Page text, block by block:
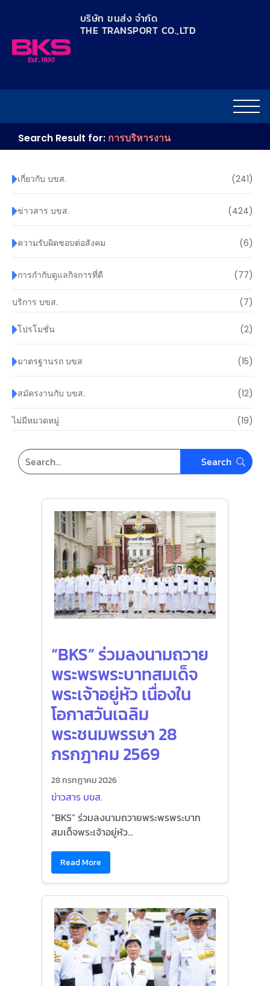
บริษัท ขนส่ง จำกัด
THE TRANSPORT CO.,LTD​
Search Result for: การบริหารงาน
เกี่ยวกับ บขส. (241)
ข่าวสาร บขส. (424)
ความรับผิดชอบต่อสังคม (6)
การกำกับดูแลกิจการที่ดี (77)
บริการ บขส. (7)
โปรโมชั่น (2)
มาตรฐานรถ บขส (15)
สมัครงานกับ บขส. (12)
ไม่มีหมวดหมู่ (19)
“BKS” ร่วมลงนามถวาย
พระพรพระบาทสมเด็จ
พระเจ้าอยู่หัว เนื่องใน
โอกาสวันเฉลิม
พระชนมพรรษา 28
กรกฎาคม 2569
28 กรกฎาคม 2026
ข่าวสาร บขส.
“BKS” ร่วมลงนามถวายพระพรพระบาท
สมเด็จพระเจ้าอยู่หัว...
Read More